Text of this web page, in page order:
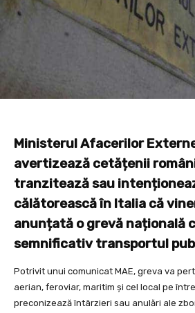
Ministerul Afacerilor
avertizează cetățenii
tranzitează sau
călătorească în Italia că
anunțată o grevă națională
semnificativ transportul
Potrivit unui comunicat MAE, greva va
aerian, feroviar, maritim și cel local pe
preconizează întârzieri sau anulări ale